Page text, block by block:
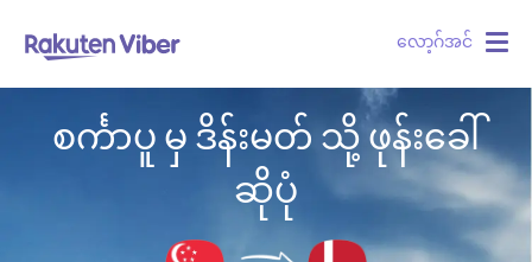
လော့ဂ်အင်
စင်္ကာပူ မှ ဒိန်းမတ် သို့ ဖုန်းခေါ်
ဆိုပုံ